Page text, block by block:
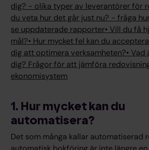
dig? - olika typer av leverantörer för
du veta hur det går just nu? - fråga
se uppdaterade rapporter• Vill du få
mål?• Hur mycket fel kan du
dig att optimera verksamheten?•
dig? Frågor för att jämföra
ekonomisystem
1. Hur mycket kan du
automatisera?
Det som många kallar automatiserad